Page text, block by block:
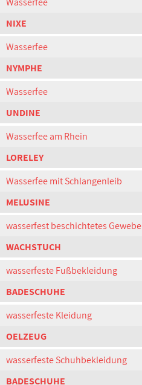
NIXE
Wasserfee
NYMPHE
Wasserfee
UNDINE
Wasserfee am Rhein
LORELEY
Wasserfee mit Schlangenleib
MELUSINE
wasserfest beschichtetes Gewebe
WACHSTUCH
wasserfeste Fußbekleidung
BADESCHUHE
wasserfeste Kleidung
OELZEUG
wasserfeste Schuhbekleidung
BADESCHUHE